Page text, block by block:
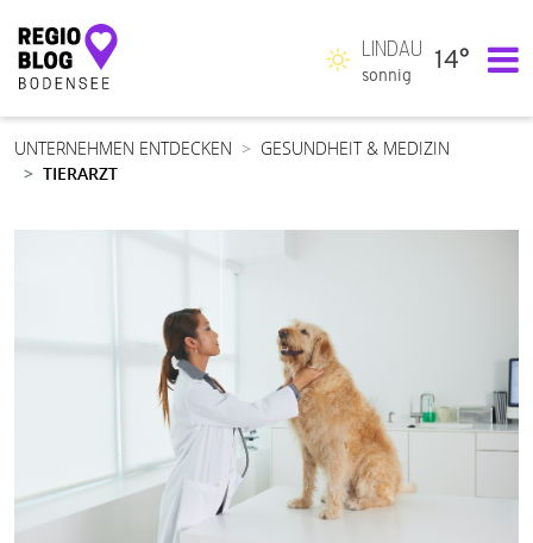
Hauptnavigation
LINDAU
sonnig
14°
UNTERNEHMEN ENTDECKEN
GESUNDHEIT & MEDIZIN
TIERARZT